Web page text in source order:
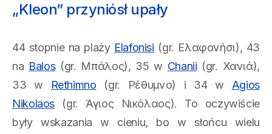
„Kleon” przyniósł upały
44 stopnie na plaży Elafonisi (gr. Ελαφονήσι), 43
na Balos(gr. Μπάλος), 35 w Chanii (gr. Χανιά),
33 w
Rethimno (gr. Ρέθυμνο) i 34 w Agios
Nikolaos (gr. Άγιος Νικόλαος). To oczywiście
były wskazania w cieniu, bo w słońcu wielu